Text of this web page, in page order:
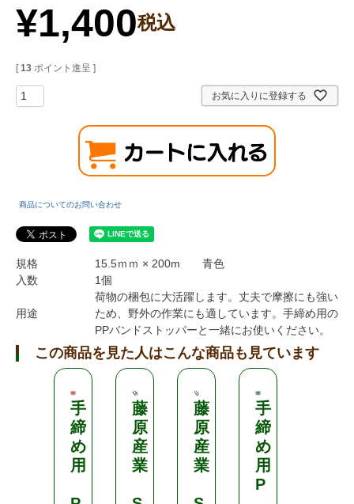
¥1,400税込
[ 13 ポイント進呈 ]
お気に入りに登録する
商品についてのお問い合わせ
規格
15.5ｍｍ × 200m 青色
入数
1個
用途
荷物の梱包に大活躍します。丈夫で摩擦にも強い
ため、野外の作業にも適しています。手締め用の
PPバンドストッパーと一緒にお使いください。
この商品を見た人はこんな商品も見ています
手
締
め
用
藤
原
産
業
藤
原
産
業
手
締
め
用
P